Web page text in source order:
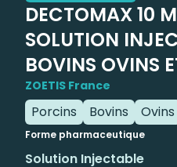
DECTOMAX 10
SOLUTION
BOVINS OVINS
ZOETIS France
Porcins Bovins Ovins
Forme pharmaceutique
Solution Injectable